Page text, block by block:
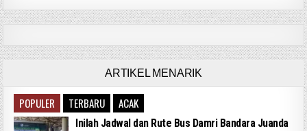
ARTIKEL MENARIK
POPULER TERBARU ACAK
Inilah Jadwal dan Rute Bus Damri Bandara Juanda